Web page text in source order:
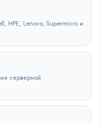
HPE, Lenovo, Supermicro и
серверной